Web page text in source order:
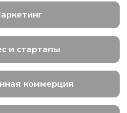
и стартапы
коммерция